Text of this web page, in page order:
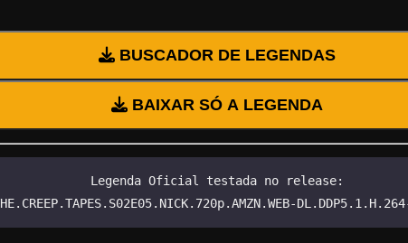
BUSCADOR DE LEGENDAS
BAIXAR SÓ A LEGENDA
Legenda Oficial testada no release:
DL.DDP5.1.H.264-